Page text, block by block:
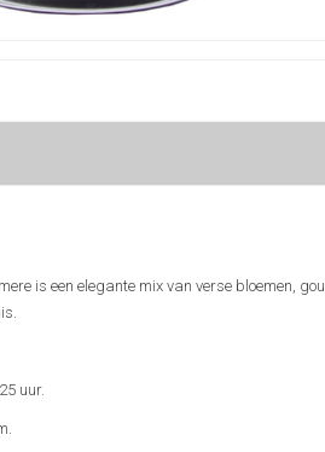
is een elegante mix van verse bloemen,
uur.